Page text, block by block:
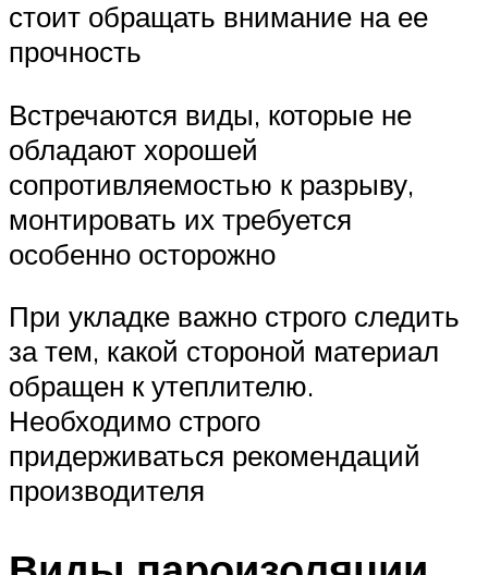
стоит обращать внимание на ее
прочность
Встречаются виды, которые не
обладают хорошей
сопротивляемостью к разрыву,
монтировать их требуется
особенно осторожно
При укладке важно строго следить
за тем, какой стороной материал
обращен к утеплителю.
Необходимо строго
придерживаться рекомендаций
производителя